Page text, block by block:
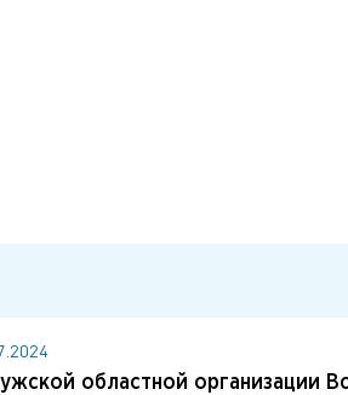
областной организации